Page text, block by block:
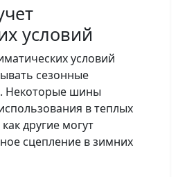
условий
условий
сезонные
Некоторые шины
в теплых
другие могут
сцепление в зимних